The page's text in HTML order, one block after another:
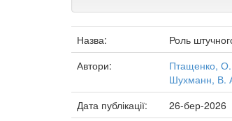
Назва:
Роль
Автори:
Птащенко,
Шухманн, В.
Дата публікації:
26-бер-2026